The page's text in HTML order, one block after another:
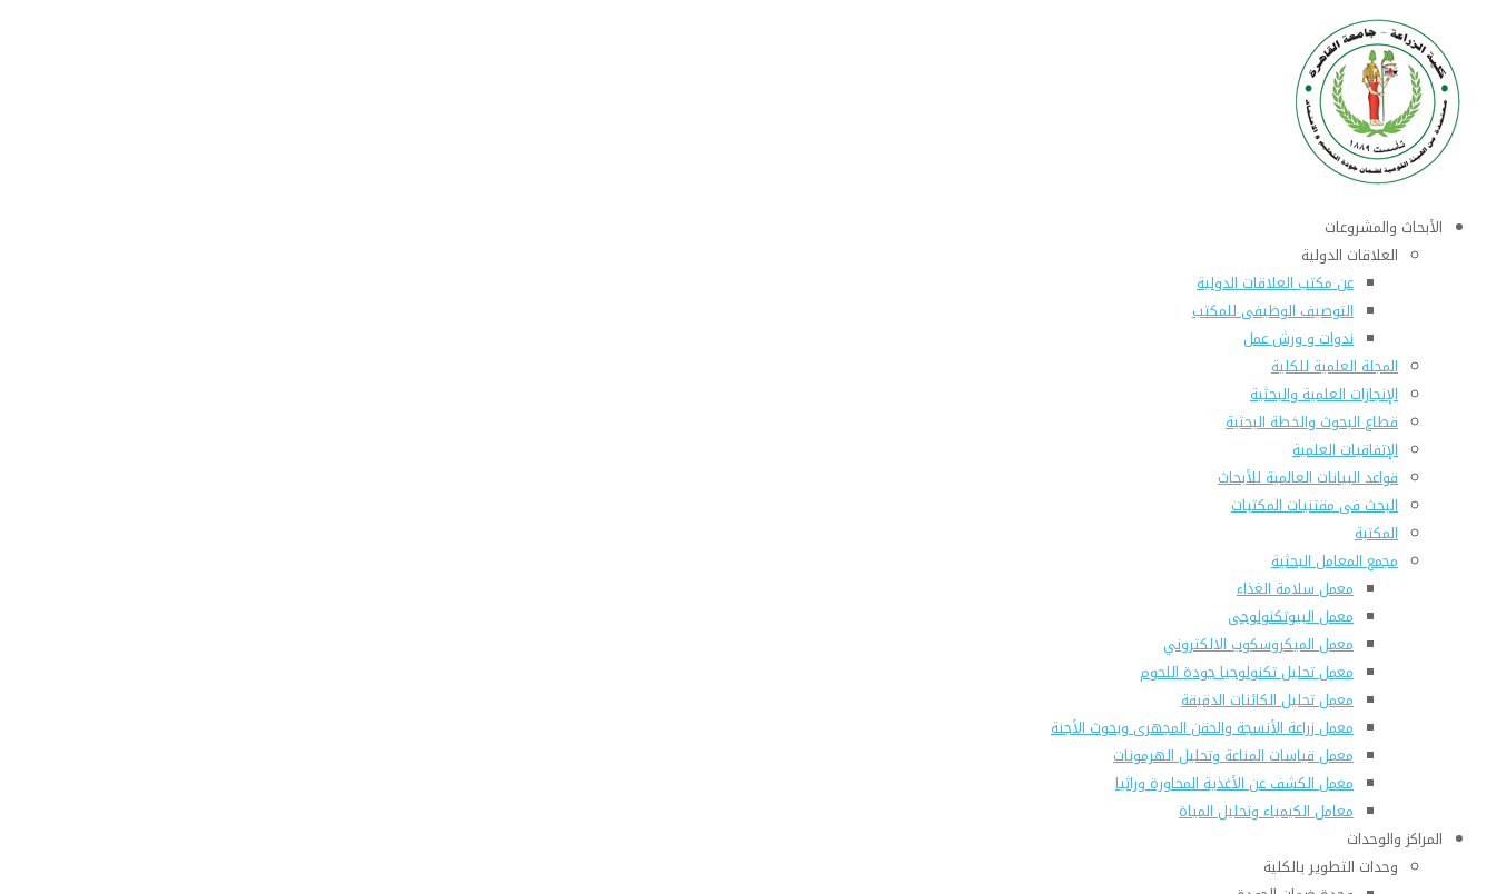
الأبحاث والمشروعات
العلاقات الدولية
عن مكتب العلاقات الدولية
التوصيف الوظيفى للمكتب
ندوات و ورش عمل
المجلة العلمية للكلية
الإنجازات العلمية والبحثية
قطاع البحوث والخطة البحثية
الإتفاقيات العلمية
قواعد البيانات العالمية للأبحاث
البحث فى مقتنيات المكتبات
المكتبة
مجمع المعامل البحثية
معمل سلامة الغذاء
معمل البيوتكنولوجى
معمل الميكروسكوب الالكتروني
معمل تحليل تكنولوجيا جودة اللحوم
معمل تحليل الكائنات الدقيقة
معمل زراعة الأنسجة والحقن المجهرى وبحوث الأجنة
معمل قياسات المناعة وتحليل الهرمونات
معمل الكشف عن الأغذية المحاورة وراثيا
معامل الكيمياء وتحليل المياة
المراكز والوحدات
وحدات التطوير بالكلية